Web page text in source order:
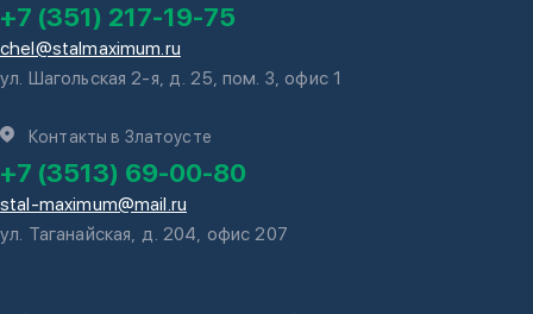
+7 (351) 217-19-75
chel@stalmaximum.ru
ул. Шагольская 2-я, д. 25, пом. 3, офис 1
Контакты в Златоусте
+7 (3513) 69-00-80
stal-maximum@mail.ru
ул. Таганайская, д. 204, офис 207